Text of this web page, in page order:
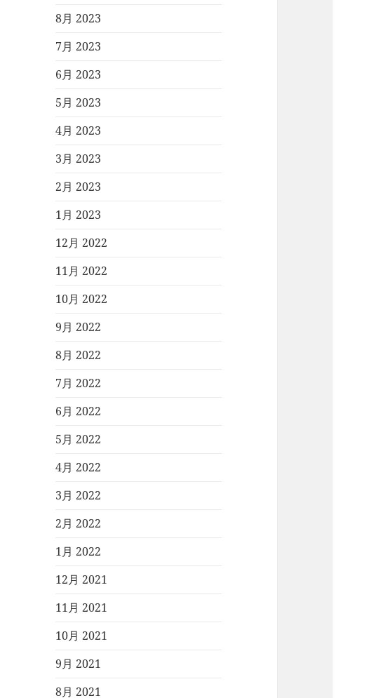
8月 2023
7月 2023
6月 2023
5月 2023
4月 2023
3月 2023
2月 2023
1月 2023
12月 2022
11月 2022
10月 2022
9月 2022
8月 2022
7月 2022
6月 2022
5月 2022
4月 2022
3月 2022
2月 2022
1月 2022
12月 2021
11月 2021
10月 2021
9月 2021
8月 2021